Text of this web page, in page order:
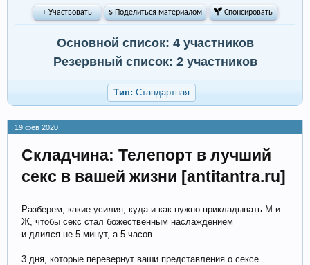
+ Участвовать $ Поделиться материалом  Спонсировать
Основной список: 4 участников
Резервный список: 2 участников
Тип: Стандартная
19 фев 2020
Складчина: Телепорт в лучший
секс в вашей жизни [antitantra.ru]
Разберем, какие усилия, куда и как нужно прикладывать М и
Ж, чтобы секс стал божественным наслаждением
и длился не 5 минут, а 5 часов
3 дня, которые перевернут ваши представления о сексе